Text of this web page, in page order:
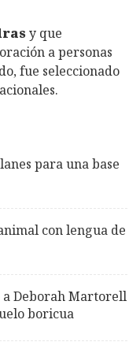
y que
a personas
fue seleccionado
para una base
con lengua de
Deborah Martorell
boricua